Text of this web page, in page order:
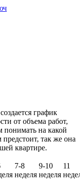
график
от объема работ,
понимать на какой
так же она
квартире.
7-8
неделя
9-10
неделя
11